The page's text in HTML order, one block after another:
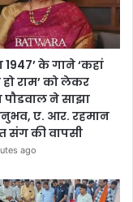
1947’ के गाने ‘कहां
राम’ को लेकर
पौडवाल ने साझा
ए. आर. रहमान
संग की वापसी
ago